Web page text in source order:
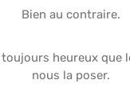
Bien au contraire.
toujours heureux que
nous la poser.